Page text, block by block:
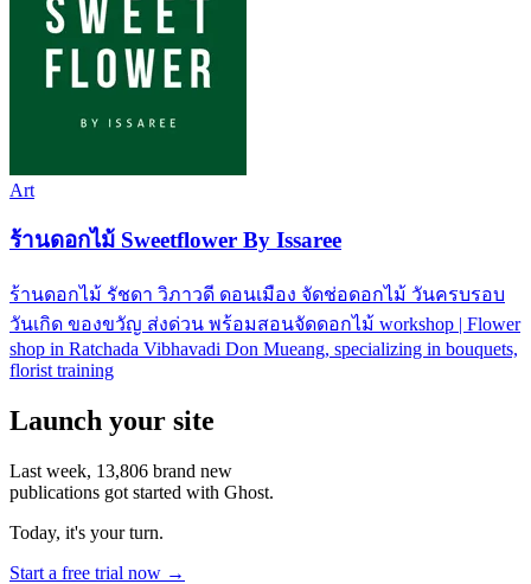
Art
ร้านดอกไม้ Sweetflower By Issaree
ร้านดอกไม้ รัชดา วิภาวดี ดอนเมือง จัดช่อดอกไม้ วันครบรอบ
วันเกิด ของขวัญ ส่งด่วน พร้อมสอนจัดดอกไม้ workshop | Flower
shop in Ratchada Vibhavadi Don Mueang, specializing in bouquets,
florist training
Launch your site
Last week, 13,806 brand new
publications got started with Ghost.
Today, it's your turn.
Start a free trial now →